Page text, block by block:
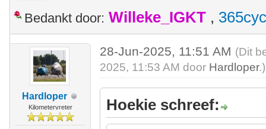
Bedankt door: Willeke_IGKT ,
Hardloper
Kilometervreter
28-Jun-2025, 11:51 AM (Dit
2025, 11:53 AM door Hardloper.)
Hoekie schreef: